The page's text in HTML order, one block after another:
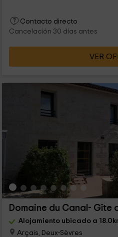
Contacto directo
Cancelación 30 días antes
VER
Domaine du Canal- Gîte
Alojamiento ubicado a
Arçais, Deux-Sèvres